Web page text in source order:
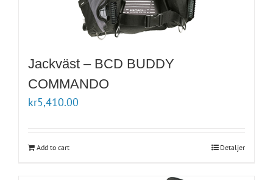
Jackväst – BCD BUDDY
COMMANDO
kr5,410.00
Add to cart Detaljer